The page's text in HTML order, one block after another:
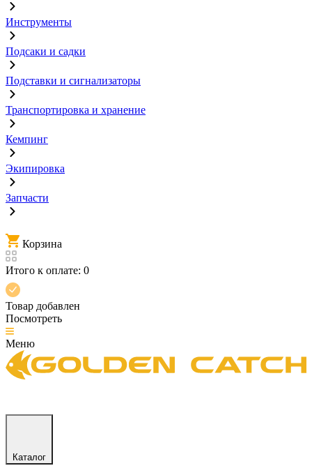
Инструменты
Подсаки и садки
Подставки и сигнализаторы
Транспортировка и хранение
Кемпинг
Экипировка
Запчасти
Корзина
Итого к оплате: 0
Товар добавлен
Посмотреть
Меню
Каталог